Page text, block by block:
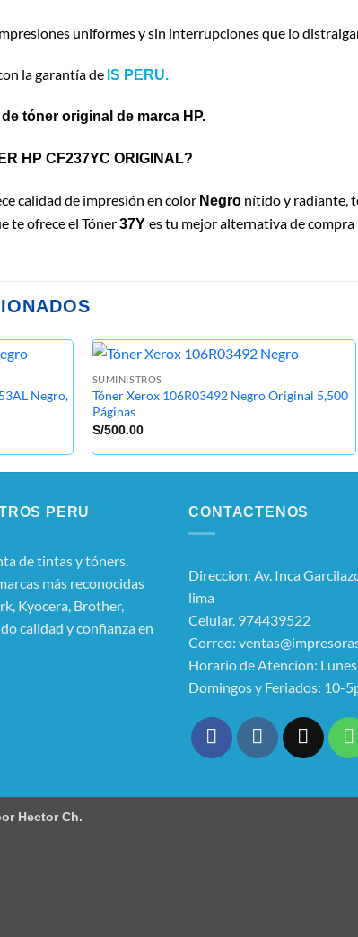
uniformes y sin interrupciones que lo
la garantía de IS PERU.
tóner original de marca HP.
HP CF237YC ORIGINAL?
calidad de impresión en color Negro nítido y radiante,
te ofrece el Tóner37Y es tu mejor alternativa de
Negro,
SUMINISTROS
Tóner Xerox 106R03492 Negro Original 5,500
Páginas
S/500.00
PERU
de tintas y tóners.
más reconocidas
Kyocera, Brother,
calidad y confianza en
CONTACTENOS
Direccion: Av. Inca
lima
Celular. 974439522
Correo:
Horario de Atencion:
Domingos y Feriados: 10-
Hector Ch.